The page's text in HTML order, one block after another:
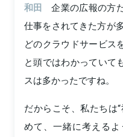
和田
企業の広報の方
仕事をされてきた方が
どのクラウドサービス
と頭ではわかっていて
スは多かったですね。
だからこそ、私たちは
めて、一緒に考える